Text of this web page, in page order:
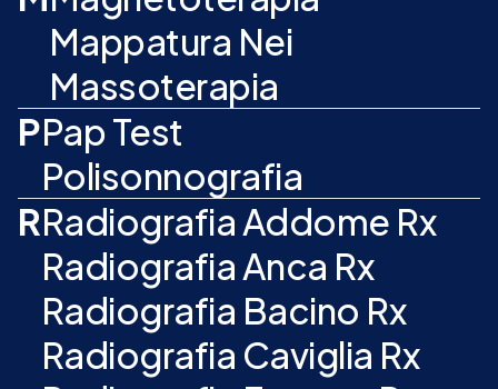
Mappatura Nei
Massoterapia
PPap Test
Polisonnografia
RRadiografia Addome Rx
Radiografia Anca Rx
Radiografia Bacino Rx
Radiografia Caviglia Rx